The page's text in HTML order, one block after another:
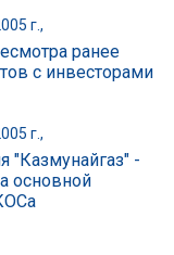
г.,
ранее
с инвесторами
г.,
"Казмунайгаз" -
основной